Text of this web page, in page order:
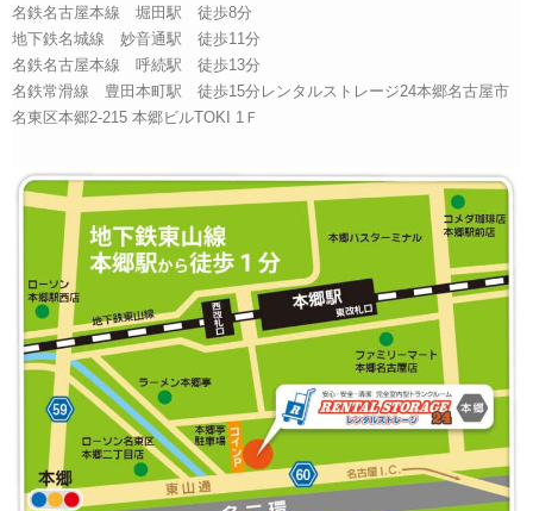
名鉄名古屋本線 堀田駅 徒歩8分
地下鉄名城線 妙音通駅 徒歩11分
名鉄名古屋本線 呼続駅 徒歩13分
名鉄常滑線 豊田本町駅 徒歩15分レンタルストレージ24本郷名古屋市
名東区本郷2-215 本郷ビルTOKI 1Ｆ